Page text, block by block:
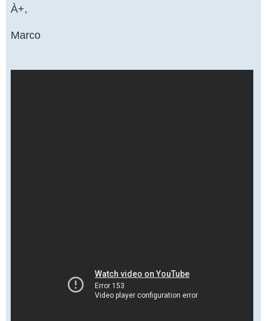
À+,
Marco